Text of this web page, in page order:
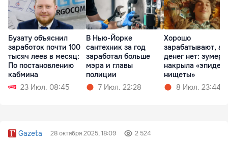
Бузату объяснил
заработок почти 100
тысяч леев в месяц:
По постановлению
кабмина
23 Июл. 08:45
В Нью-Йорке
сантехник за год
заработал больше
мэра и главы
полиции
7 Июл. 22:28
Хорошо
зарабатывают, а
денег нет:
накрыла
нищеты»
8 Июл. 23:44
Gazeta 28 октября 2025, 18:09 2 524